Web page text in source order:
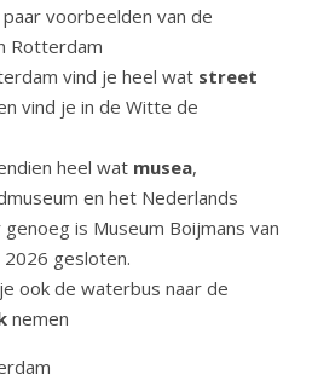
voorbeelden van de
Rotterdam
vind je heel wat street
vind je in de Witte de
heel wat musea,
en het Nederlands
is Museum Boijmans van
gesloten.
ook de waterbus naar de
nemen